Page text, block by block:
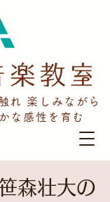
れ 楽しみながら
な感性を育む
森壮大の